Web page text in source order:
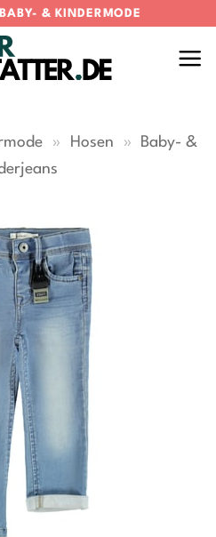
& KINDERMODE
» Hosen »
Baby- &